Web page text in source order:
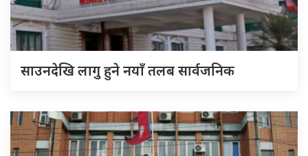
साउनदेखि लागु हुने नयाँ तलब सार्वजनिक